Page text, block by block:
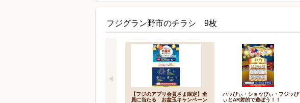
フジグラン野市のチラシ 9枚
【フジのアプリ会員さま限定】全
員に当たる お盆玉キャンペーン
ハッぴぃ・ショッぴぃ・フジッぴ
ぃとAR射的で遊ぼう！！